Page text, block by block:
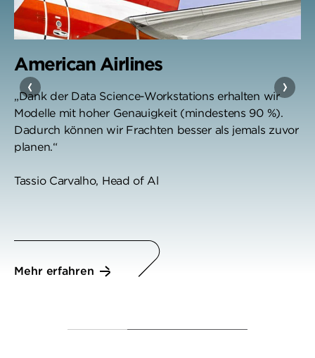
American Airlines
„Dank der Data Science-Workstations erhalten wir
Modelle mit hoher Genauigkeit (mindestens 90 %).
Dadurch können wir Frachten besser als jemals zuvor
planen.“
Tassio Carvalho, Head of Al
Mehr erfahren